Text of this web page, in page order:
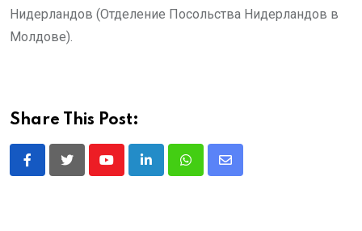
Нидерландов (Отделение Посольства Нидерландов в
Молдове).
Share This Post:
YoutubeLinkedInWhatsappShare